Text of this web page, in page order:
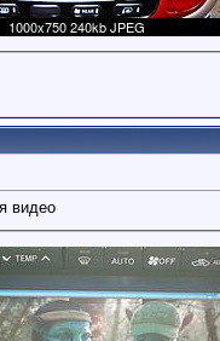
видео